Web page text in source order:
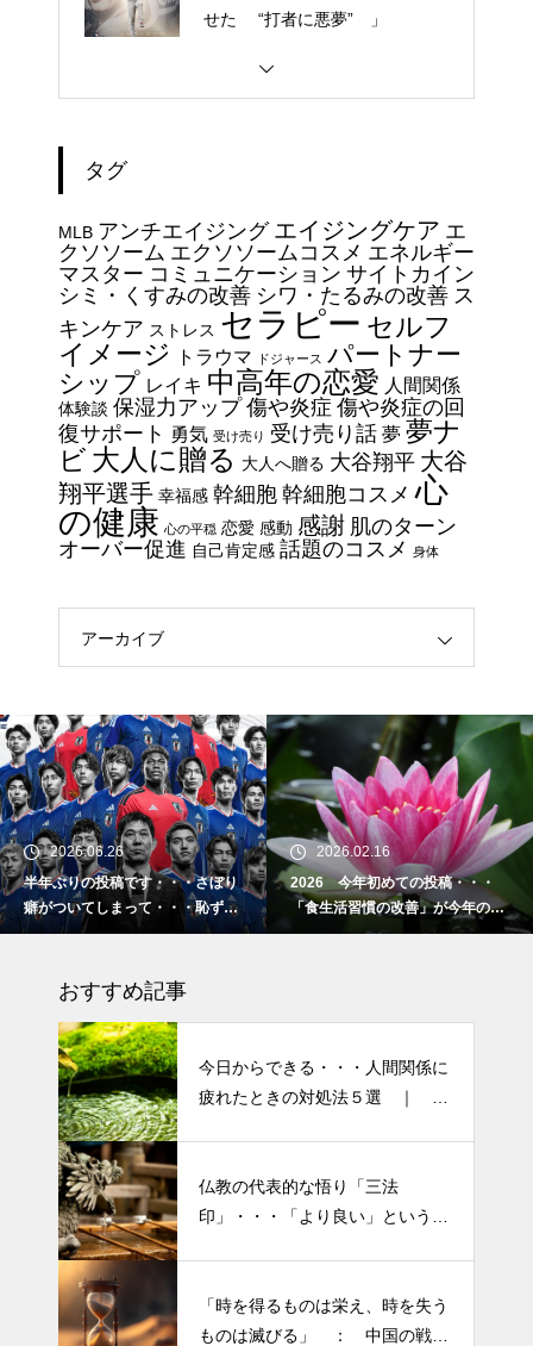
せた “打者に悪夢” 」
に疲れたときの対処法５選
｜ 心がラクになる考え方
エイジングケアで最近気になっ
ているスキンケア製品・・・幹
細胞コスメ vs エクソソーム
コスメ②
エイジングケアで最近気になっ
ているスキンケア製品・・・幹
細胞コスメ vs エクソソーム
コスメ ①
エイジングケアで最近気になっ
ているスキンケア製品・・・幹
細胞コスメ ③
土用の丑の日・・・余計なこと
を言ってすみませんでした。大
人気なかったですね・・・
半年ぶりの投稿です・・・さぼ
「食生活習慣の改善」が今年の
テーマです。
「山本由伸 完投｜2025年WS ド
ジャースVSブルージェイズで魅
大谷翔平選手 伝説の一
夜・・・ドジャースをワールド
タグ
MLB アンチエイジング エイジングケア エ
クソソーム エクソソームコスメ エネルギー
マスター コミュニケーション サイトカイン
シミ・くすみの改善 シワ・たるみの改善 ス
キンケア ストレス セラピー セルフ
イメージ
トラウマ ドジャース パートナー
シップ レイキ 中高年の恋愛 人間関係
体験談 保湿力アップ傷や炎症 傷や炎症の回
復サポート 勇気 受け売り 受け売り話 夢 夢ナ
ビ 大人に贈る 大人へ贈る 大谷翔平 大谷
翔平選手 幸福感 幹細胞幹細胞コスメ 心
の健康 心の平穏 恋愛 感動 感謝 肌のターン
オーバー促進 自己肯定感 話題のコスメ 身体
アーカイブ
2026.06.26
半年ぶりの投稿です・・・さぼり
癖がついてしまって・・・恥ずか
しぃ～ (〃ﾉωﾉ)
2026.02.16
2026 今年初めての投稿・・・
「食生活習慣の改善」が今年のテ
ーマです。
おすすめ記事
今日からできる・・・人間関係に
疲れたときの対処法５選 ｜ 心
仏教の代表的な悟り「三法
印」・・・「より良い」という気
「時を得るものは栄え、時を失う
ものは滅びる」 ： 中国の戦国
半年ぶりの投稿です・・・さぼ
り癖がついてしまって・・・恥
ずかしぃ～ (〃ﾉωﾉ)
2026 今年初めての投稿・・・